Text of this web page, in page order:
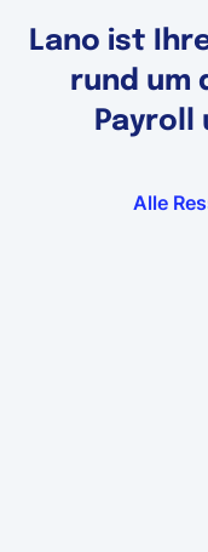
Lano ist
rund um
Payroll
Alle